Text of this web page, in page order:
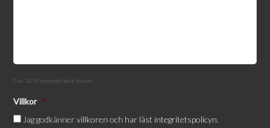
0 av 1850 maximalt antal tecken
Villkor *
Jag godkännervillkoren och har läst integritetspolicyn.